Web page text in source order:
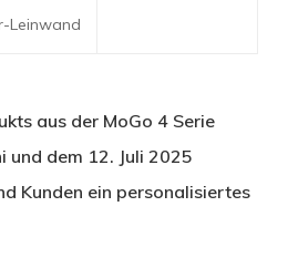
Leinwand
aus der MoGo 4 Serie
und dem 12. Juli 2025
Kunden ein personalisiertes